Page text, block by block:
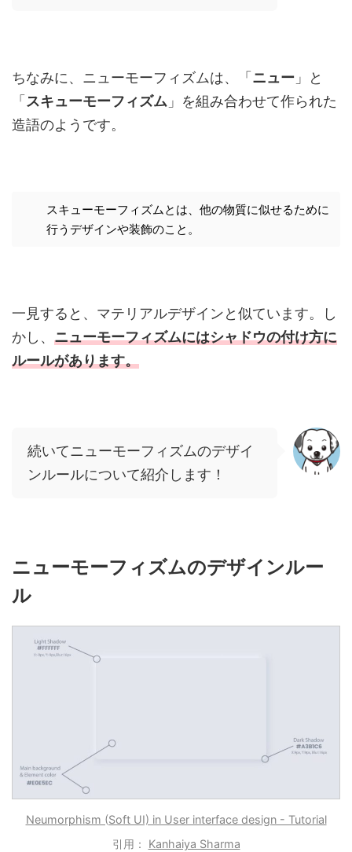
ちなみに、ニューモーフィズムは、「 ニュー 」と
「 スキューモーフィズム 」を組み合わせて作られた
造語のようです。
スキューモーフィズムとは、他の物質に似せるために
行うデザインや装飾のこと。
一見すると、マテリアルデザインと似ています。し
かし、 ニューモーフィズムにはシャドウの付け方に
ルールがあります。
続いてニューモーフィズムのデザイ
ンルールについて紹介します！
ニューモーフィズムのデザインルー
ル
Neumorphism (Soft UI) in User interface design - Tutorial
引用： Kanhaiya Sharma